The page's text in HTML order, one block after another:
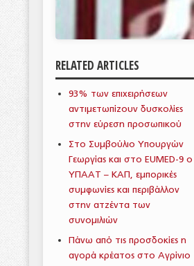
RELATED ARTICLES
93% των επιχειρήσεων
αντιμετωπίζουν δυσκολίες
στην εύρεση προσωπικού
Στο Συμβούλιο Υπουργών
Γεωργίας και στο EUMED-9 o
ΥΠΑΑΤ – ΚΑΠ, εμπορικές
συμφωνίες και περιβάλλον
στην ατζέντα των
συνομιλιών
Πάνω από τις προσδοκίες η
αγορά κρέατος στο Αγρίνιο